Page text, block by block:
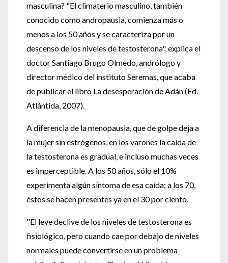
masculina? "El climaterio masculino, también
conocido como andropausia, comienza más o
menos a los 50 años y se caracteriza por un
descenso de los niveles de testosterona", explica el
doctor Santiago Brugo Olmedo, andrólogo y
director médico del instituto Seremas, que acaba
de publicar el libro La desesperación de Adán (Ed.
Atlántida, 2007).
A diferencia de la menopausia, que de golpe deja a
la mujer sin estrógenos, en los varones la caída de
la testosterona es gradual, e incluso muchas veces
es imperceptible. A los 50 años, sólo el 10%
experimenta algún síntoma de esa caída; a los 70,
éstos se hacen presentes ya en el 30 por ciento.
"El leve declive de los niveles de testosterona es
fisiológico, pero cuando cae por debajo de niveles
normales puede convertirse en un problema